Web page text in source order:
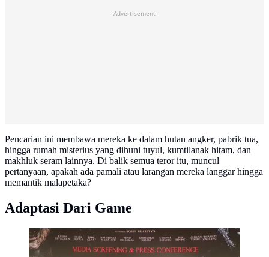
Advertisement
Pencarian ini membawa mereka ke dalam hutan angker, pabrik tua,
hingga rumah misterius yang dihuni tuyul, kumtilanak hitam, dan
makhluk seram lainnya. Di balik semua teror itu, muncul
pertanyaan, apakah ada pamali atau larangan mereka langgar hingga
memantik malapetaka?
Adaptasi Dari Game
Para cast dan kru film Pamali: Tumbal pada saat
konferensi pers di Jakarta, Selasa (29/7/2025).